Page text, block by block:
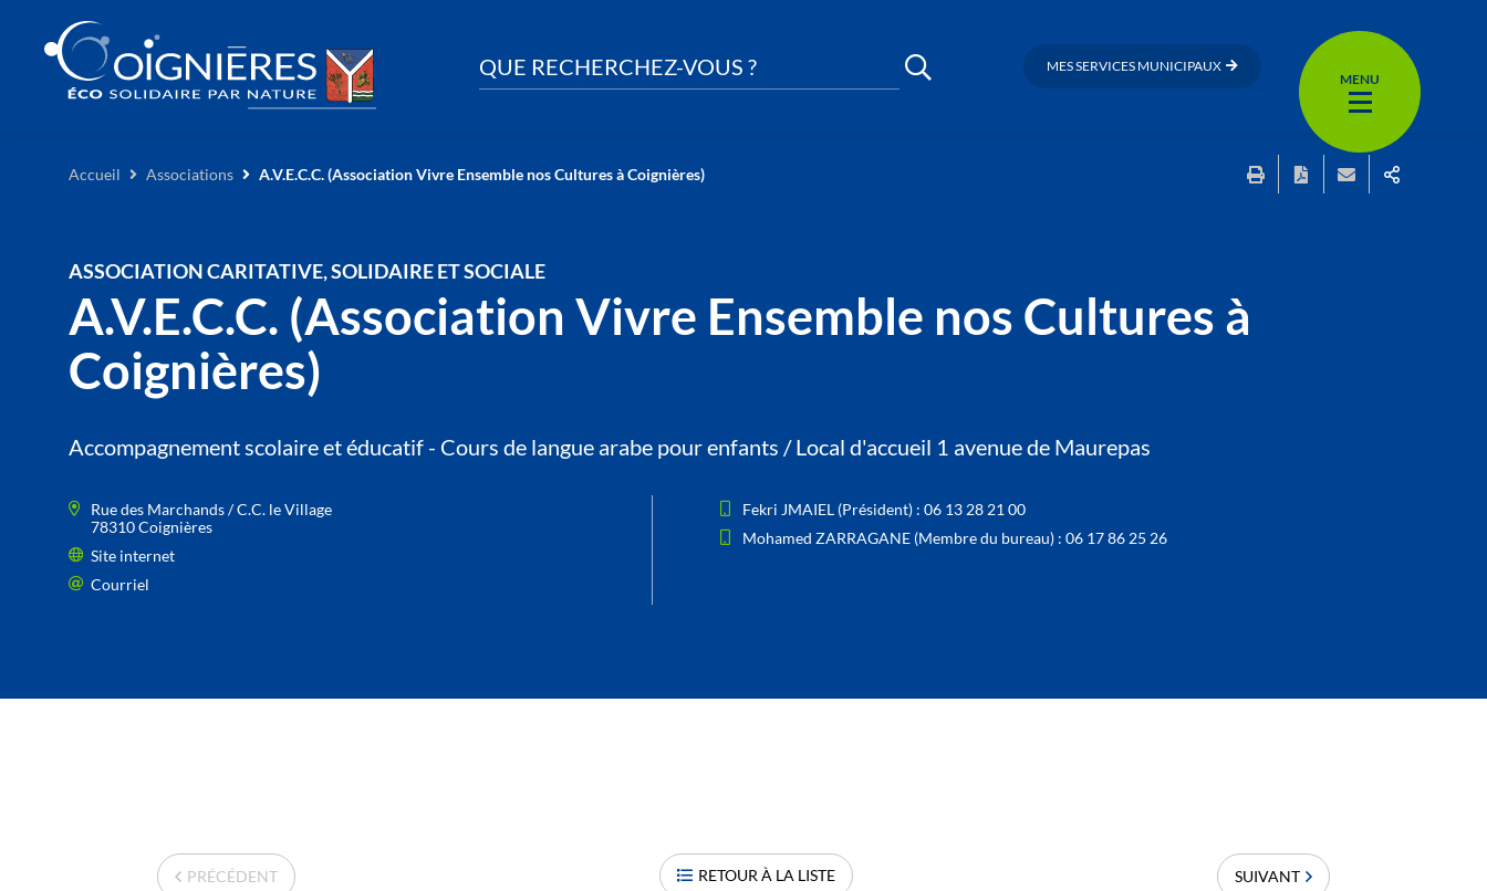
QUE RECHERCHEZ-VOUS ? MES SERVICES MUNICIPAUX
MENU
Accueil Associations A.V.E.C.C. (Association Vivre Ensemble nos Cultures à Coignières)
ASSOCIATION CARITATIVE, SOLIDAIRE ET SOCIALE
A.V.E.C.C. (Association Vivre Ensemble nos Cultures à
Coignières)
Accompagnement scolaire et éducatif - Cours de langue arabe pour enfants / Local d'accueil 1 avenue de Maurepas
Rue des Marchands / C.C. le Village
78310 Coignières
Site internet
Courriel
Fekri JMAIEL (Président) : 06 13 28 21 00
Mohamed ZARRAGANE (Membre du bureau) : 06 17 86 25 26
PRÉCÉDENT RETOUR À LA LISTE SUIVANT